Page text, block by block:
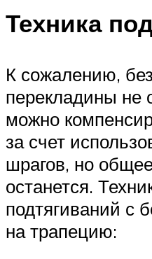
Техника
К сожалению,
перекладины не
можно
за счет
шрагов, но
останется.
подтягиваний с
на трапецию: